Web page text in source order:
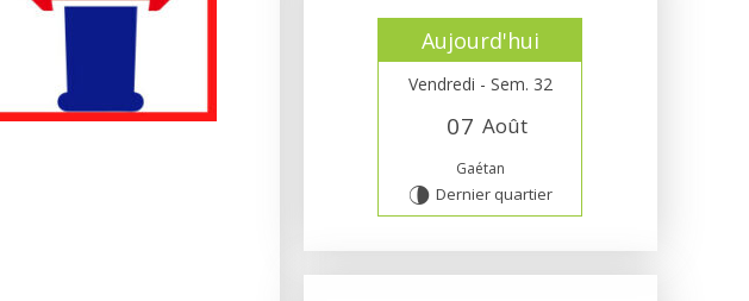
Aujourd'hui
Vendredi - Sem. 32
07 Août
Gaétan
U Dernier quartier